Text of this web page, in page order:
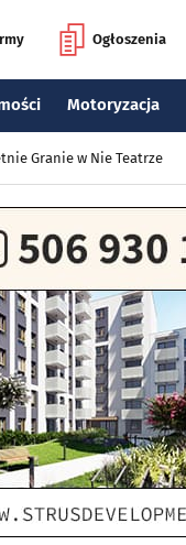
Ogłoszenia
Motoryzacja
Granie w Nie Teatrze